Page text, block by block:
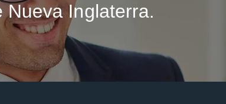
Nueva Inglaterra.